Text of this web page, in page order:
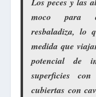
moco para
resbaladiza, lo
medida que
potencial de
superficies
cubiertas con